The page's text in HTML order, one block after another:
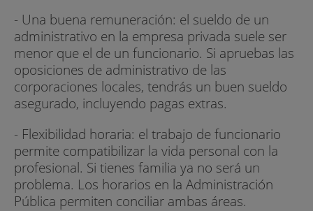
- Una buena remuneración: el sueldo de un
administrativo en la empresa privada suele ser
menor que el de un funcionario. Si apruebas las
oposiciones de administrativo de las
corporaciones locales, tendrás un buen sueldo
asegurado, incluyendo pagas extras.
- Flexibilidad horaria: el trabajo de funcionario
permite compatibilizar la vida personal con la
profesional. Si tienes familia ya no será un
problema. Los horarios en la Administración
Pública permiten conciliar ambas áreas.